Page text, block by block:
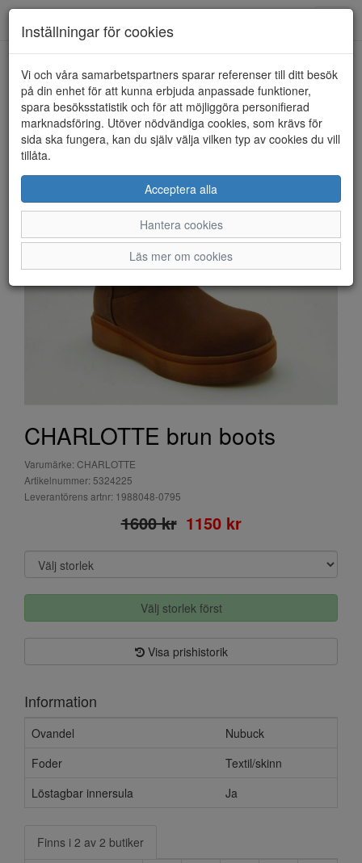
HEM CHARLOTTE
CHARLOTTE brun boots
Varumärke: CHARLOTTE
Artikelnummer: 5324225
Leverantörens artnr: 1988048-0795
1600 kr 1150 kr
Välj storlek först
Visa prishistorik
Information
Ovandel
Nubuck
Foder
Textil/skinn
Löstagbar innersula
Ja
Finns i 2 av 2 butiker
Inställningar för cookies
Vi och våra samarbetspartners sparar referenser till ditt besök
på din enhet för att kunna erbjuda anpassade funktioner,
spara besöksstatistik och för att möjliggöra personifierad
marknadsföring. Utöver nödvändiga cookies, som krävs för
sida ska fungera, kan du själv välja vilken typ av cookies du vill
tillåta.
Acceptera alla
Hantera cookies
Läs mer om cookies